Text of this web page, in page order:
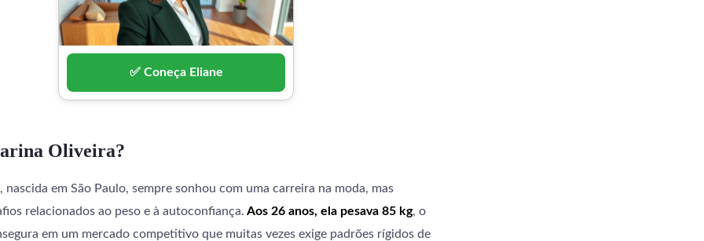
✅ Coneça Eliane
Oliveira?
nascida em São Paulo, sempre sonhou com uma carreira na moda, mas
relacionados ao peso e à autoconfiança. Aos 26 anos, ela pesava 85 kg, o
em um mercado competitivo que muitas vezes exige padrões rígidos de